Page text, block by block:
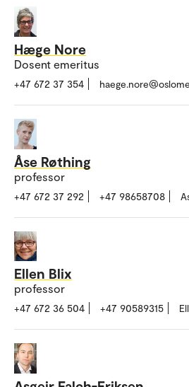
Hæge Nore
Dosent emeritus
+47 672 37 354
Åse Røthing
professor
+47 672 37 292 +47 98658708
Ellen Blix
professor
+47 672 36 504 +47 90589315